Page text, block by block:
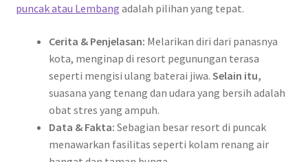
puncak atau Lembang adalah pilihan yang tepat.
Cerita & Penjelasan: Melarikan diri dari panasnya
kota, menginap di resort pegunungan terasa
seperti mengisi ulang baterai jiwa. Selain itu,
suasana yang tenang dan udara yang bersih adalah
obat stres yang ampuh.
Data & Fakta: D
E
Sebagian besar resort di puncak
menawarkan fasilitas seperti kolam renang air